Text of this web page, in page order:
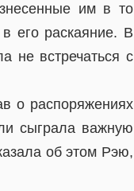
им в то
его раскаяние. В
не встречаться с
о распоряжениях
сыграла важную
об этом Рэю,